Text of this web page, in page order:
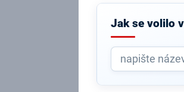
Jak se volilo